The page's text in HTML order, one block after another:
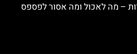
– מה לאכול ומה אסור לפספס